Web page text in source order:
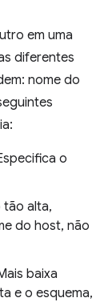
em uma
diferentes
nome do
o
tão alta,
do host, não
baixa
e o esquema,